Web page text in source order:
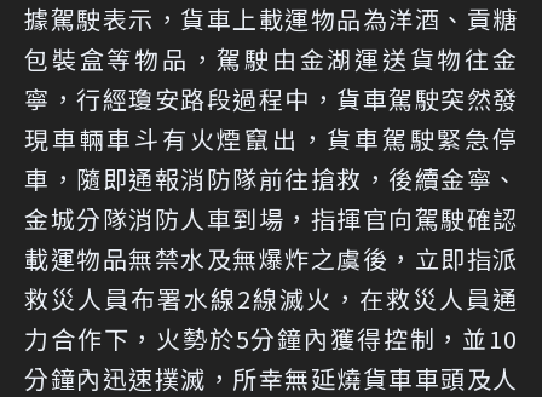
據駕駛表示，貨車上載運物品為洋酒、貢糖
包裝盒等物品，駕駛由金湖運送貨物往金
寧，行經瓊安路段過程中，貨車駕駛突然發
現車輛車斗有火煙竄出，貨車駕駛緊急停
車，隨即通報消防隊前往搶救，後續金寧、
金城分隊消防人車到場，指揮官向駕駛確認
載運物品無禁水及無爆炸之虞後，立即指派
救災人員布署水線2線滅火，在救災人員通
力合作下，火勢於5分鐘內獲得控制，並10
分鐘內迅速撲滅，所幸無延燒貨車車頭及人